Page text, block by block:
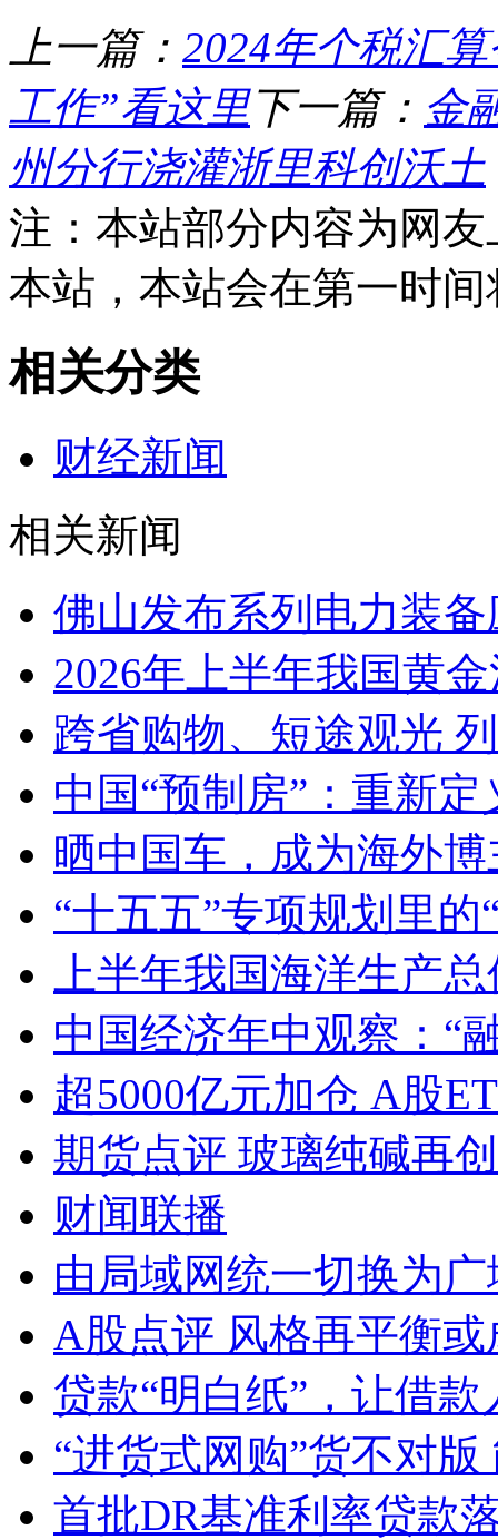
上一篇： 2024年个税汇
工作”看这里下一篇： 金
州分行浇灌浙里科创沃土
注：本站部分内容为网
本站，本站会在第一时
相关分类
财经新闻
相关新闻
佛山发布系列电力装
2026年上半年我国黄
跨省购物、短途观光
中国“预制房”：重新
晒中国车，成为海外博
“十五五”专项规划里的
上半年我国海洋生产
中国经济年中观察：“
超5000亿元加仓 A股
期货点评 玻璃纯碱再
财闻联播
由局域网统一切换为
A股点评 风格再平衡或
贷款“明白纸”，让借款
“进货式网购”货不对
首批DR基准利率贷款